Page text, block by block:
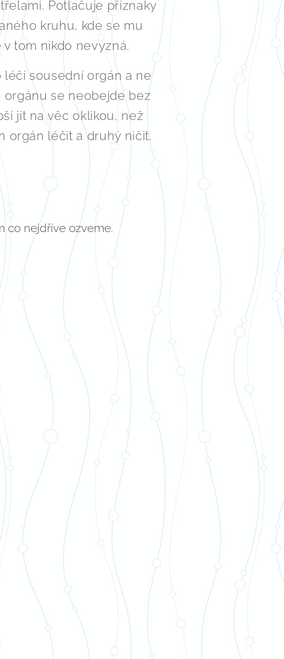
Potlačuje příznaky
kruhu, kde se mu
tom nikdo nevyzná.
sousední orgán a ne
se neobejde bez
jít na věc oklikou, než
orgán léčit a druhý ničit.
co nejdříve ozveme.